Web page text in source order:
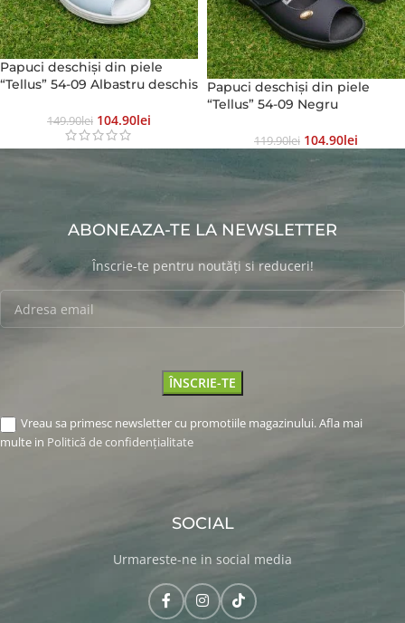
Papuci deschiși din piele
“Tellus” 54-09 Albastru deschis
149.90Lei 104.90Lei
Papuci deschiși din piele
“Tellus” 54-09 Negru
119.90Lei 104.90Lei
ABONEAZA-TE LA NEWSLETTER
Înscrie-te pentru noutăți si reduceri!
Vreau sa primesc newsletter cu promotiile magazinului. Afla mai
multe in Politică de confidențialitate
SOCIAL
Urmareste-ne in social media